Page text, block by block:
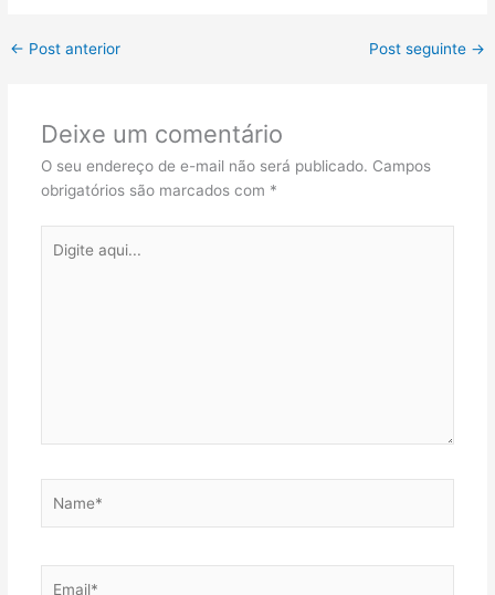
← Post anterior Post seguinte →
Deixe um comentário
O seu endereço de e-mail não será publicado. Campos
obrigatórios são marcados com *
aqui...